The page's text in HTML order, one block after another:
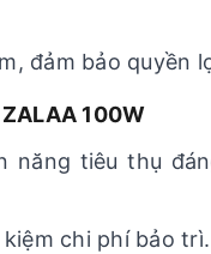
đảm bảo quyền
100W
năng tiêu thụ
chi phí bảo trì.